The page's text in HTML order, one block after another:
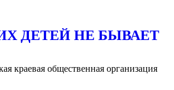
ДЕТЕЙ НЕ БЫВАЕТ
краевая общественная организация